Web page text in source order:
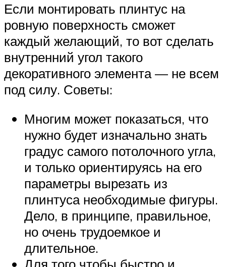
Если монтировать плинтус на
ровную поверхность сможет
каждый желающий, то вот сделать
внутренний угол такого
декоративного элемента — не всем
под силу. Советы:
Многим может показаться, что
нужно будет изначально знать
градус самого потолочного угла,
и только ориентируясь на его
параметры вырезать из
плинтуса необходимые фигуры.
Дело, в принципе, правильное,
но очень трудоемкое и
длительное.